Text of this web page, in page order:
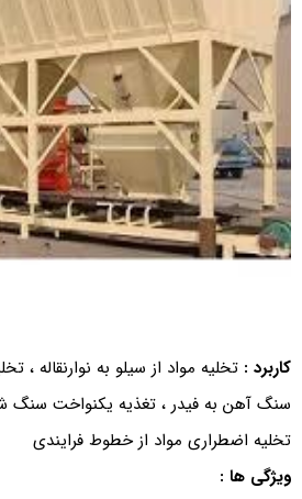
کاربرد : تخلیه مواد از سیلو به نوارنقاله ،
سنگ آهن به فیدر ، تغذیه یکنواخت سنگ
تخلیه اضطراری مواد از خطوط فرایندی
ویژگی ها :